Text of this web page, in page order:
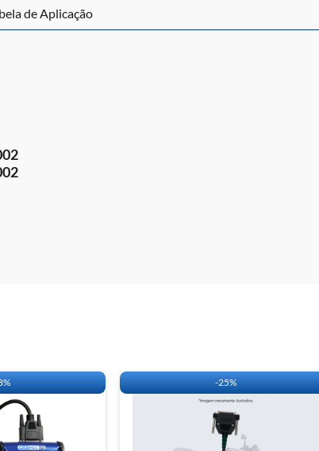
• CABO C3.
de Aplicação
-25%